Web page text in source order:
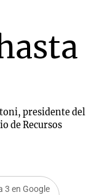
presidente del
de Recursos
3 en Google